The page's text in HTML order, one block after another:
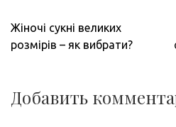
Навигация
по
Жіночі сукні великих
розмірів – як вибрати?
Добавить